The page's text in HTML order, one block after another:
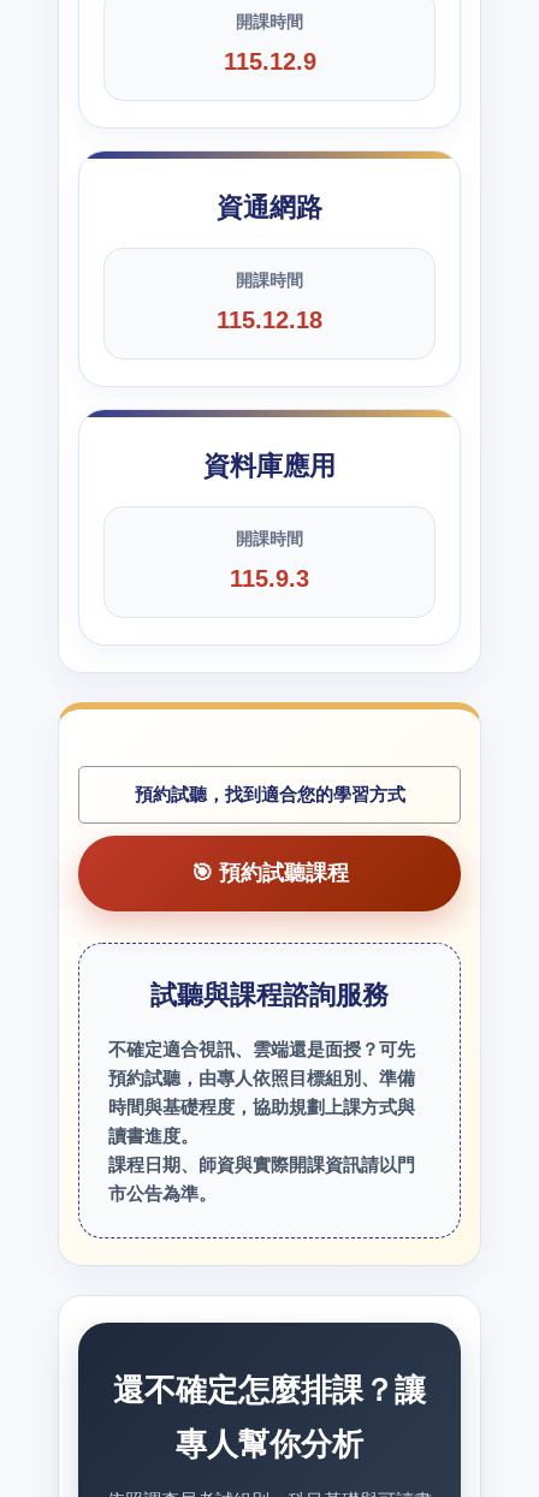
開課時間
115.12.9
資通網路
開課時間
115.12.18
資料庫應用
開課時間
115.9.3
預約試聽，找到適合您的學習方式
🎯 預約試聽課程
試聽與課程諮詢服務
不確定適合視訊、雲端還是面授？可先
預約試聽，由專人依照目標組別、準備
時間與基礎程度，協助規劃上課方式與
讀書進度。
課程日期、師資與實際開課資訊請以門
市公告為準。
還不確定怎麼排課？讓
專人幫你分析